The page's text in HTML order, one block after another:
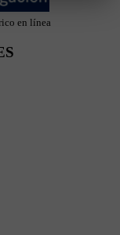
en línea